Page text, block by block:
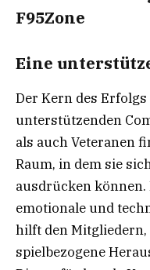
F95Zone
Eine
Der Kern des
unterstützenden
als auch Veteranen
Raum, in dem sie
ausdrücken
emotionale und
hilft den
spielbezogene